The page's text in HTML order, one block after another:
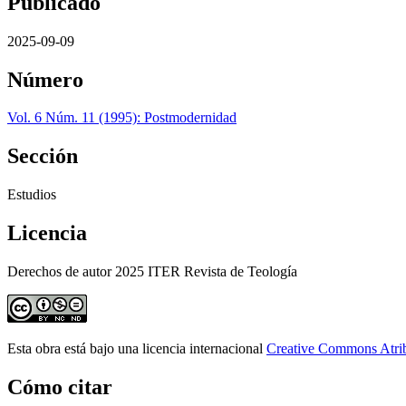
2025-09-09
Número
Vol. 6 Núm. 11 (1995): Postmodernidad
Sección
Estudios
Licencia
Derechos de autor 2025 ITER Revista de Teología
Esta obra está bajo una licencia internacional Creative Commons
Cómo citar